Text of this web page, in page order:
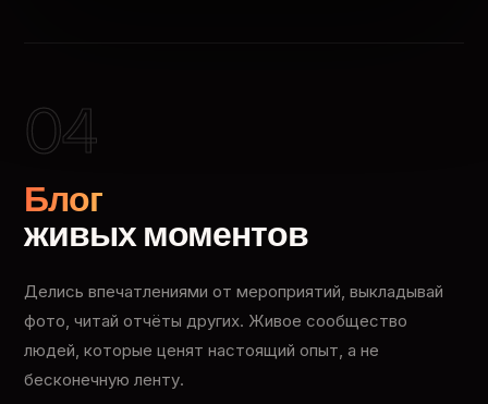
04
Блог
живых моментов
Делись впечатлениями от мероприятий, выкладывай
фото, читай отчёты других. Живое сообщество
людей, которые ценят настоящий опыт, а не
бесконечную ленту.